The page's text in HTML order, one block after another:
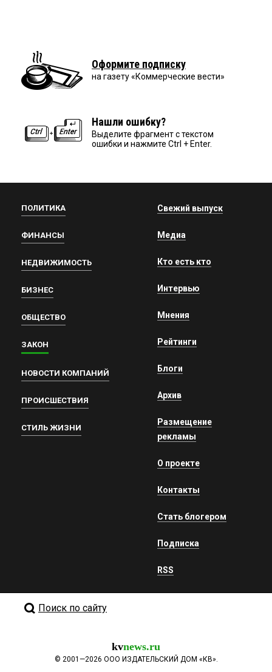
Оформите подписку
на газету «Коммерческие вести»
Нашли ошибку?
Выделите фрагмент с текстом
ошибки и нажмите Ctrl + Enter.
ПОЛИТИКА
ФИНАНСЫ
НЕДВИЖИМОСТЬ
БИЗНЕС
ОБЩЕСТВО
ЗАКОН
НОВОСТИ КОМПАНИЙ
ПРОИСШЕСТВИЯ
СТИЛЬ ЖИЗНИ
Свежий выпуск
Медиа
Кто есть кто
Интервью
Мнения
Рейтинги
Блоги
Архив
Размещение
рекламы
О проекте
Контакты
Стать блогером
Подписка
RSS
Поиск по сайту
kvnews.ru
© 2001—2026 ООО ИЗДАТЕЛЬСКИЙ ДОМ «КВ».